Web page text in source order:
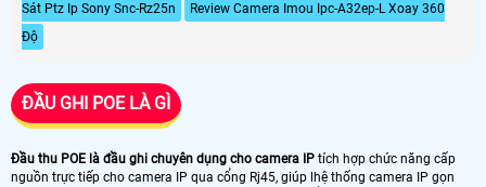
Sát Ptz Ip Sony Snc-Rz25n
Review Camera Imou Ipc-A32ep-L Xoay 360
Độ
ĐẦU GHI POE LÀ GÌ
Đầu thu POE là đầu ghi chuyên dụng cho camera IP tích hợp chức năng cấp
nguồn trực tiếp cho camera IP qua cổng Rj45, giúp lhệ thống camera IP gọn